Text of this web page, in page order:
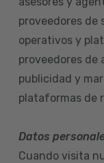
proveedores de
operativos y
proveedores de
publicidad y
plataformas de
Datos
Cuando visita